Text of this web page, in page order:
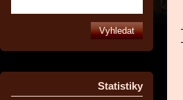
Statistiky